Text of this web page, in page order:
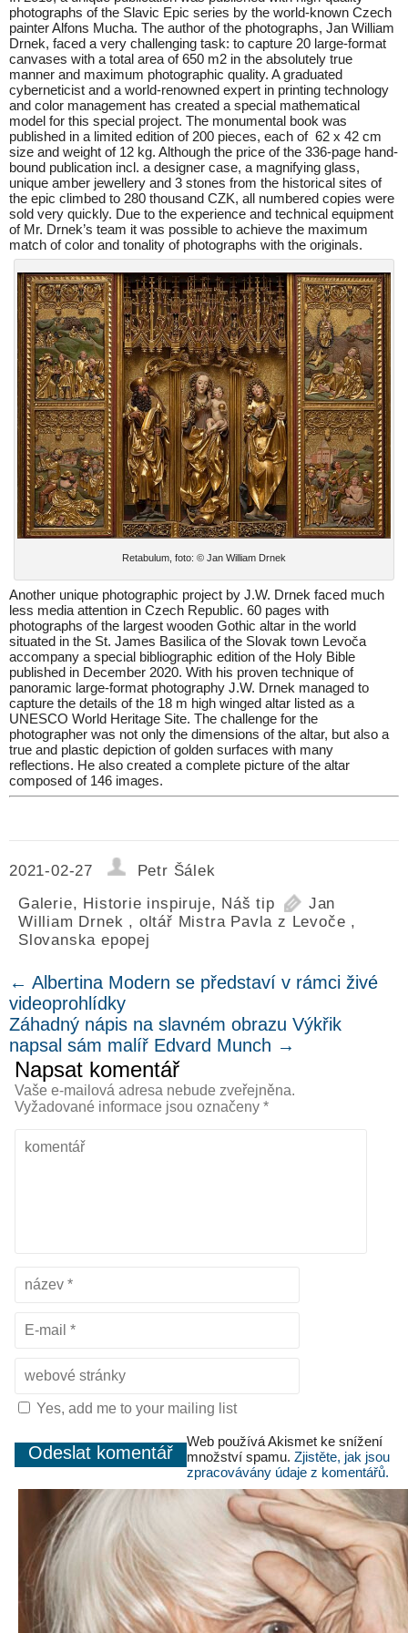
photographs of the Slavic Epic series by the world-known Czech
painter Alfons Mucha. The author of the photographs, Jan William
Drnek, faced a very challenging task: to capture 20 large-format
canvases with a total area of 650 m2 in the absolutely true
manner and maximum photographic quality. A graduated
cyberneticist and a world-renowned expert in printing technology
and color management has created a special mathematical
model for this special project. The monumental book was
published in a limited edition of 200 pieces, each of 62 x 42 cm
size and weight of 12 kg. Although the price of the 336-page hand-
bound publication incl. a designer case, a magnifying glass,
unique amber jewellery and 3 stones from the historical sites of
the epic climbed to 280 thousand CZK, all numbered copies were
sold very quickly. Due to the experience and technical equipment
of Mr. Drnek’s team it was possible to achieve the maximum
match of color and tonality of photographs with the originals.
Retabulum, foto: © Jan William Drnek
Another unique photographic project by J.W. Drnek faced much
less media attention in Czech Republic. 60 pages with
photographs of the largest wooden Gothic altar in the world
situated in the St. James Basilica of the Slovak town Levoča
accompany a special bibliographic edition of the Holy Bible
published in December 2020. With his proven technique of
panoramic large-format photography J.W. Drnek managed to
capture the details of the 18 m high winged altar listed as a
UNESCO World Heritage Site. The challenge for the
photographer was not only the dimensions of the altar, but also a
true and plastic depiction of golden surfaces with many
reflections. He also created a complete picture of the altar
composed of 146 images.
2021-02-27
Petr Šálek
Galerie, Historie inspiruje, Náš tip
Jan
William Drnek , oltář Mistra Pavla z Levoče ,
Slovanska epopej
← Albertina Modern se představí v rámci živé
videoprohlídky
Záhadný nápis na slavném obrazu Výkřik
napsal sám malíř Edvard Munch →
Napsat komentář
Vaše e-mailová adresa nebude zveřejněna.
Vyžadované informace jsou označeny *
Yes, add me to your mailing list
Web používá Akismet ke snížení
množství spamu. Zjistěte, jak jsou
zpracovávány údaje z komentářů.